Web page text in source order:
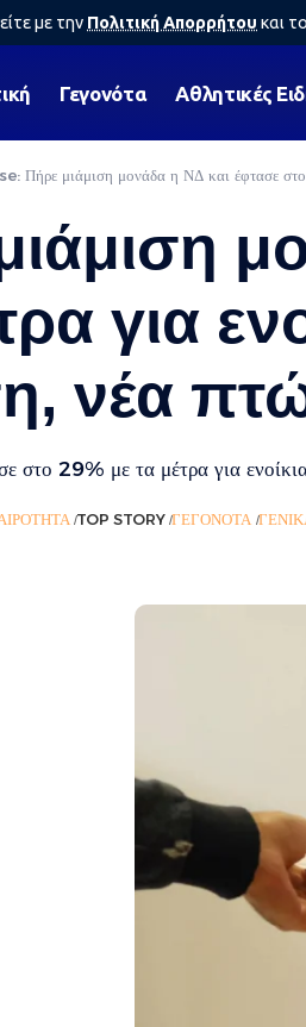
με την Πολιτική Απορρήτου και
Γεγονότα Αθλητικές
Πήρε μιάμιση μονάδα η ΝΔ και έφτασε
για
νέα
στο 29% με τα μέτρα για
TOP STORY ΓΕΓΟΝΌΤΑ